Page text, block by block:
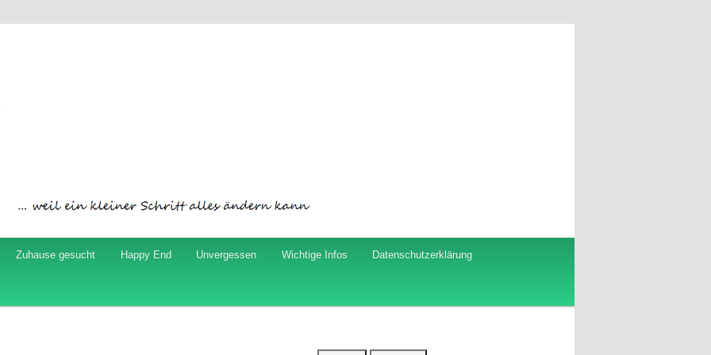
Zuhause gesucht Happy End Unvergessen Wichtige Infos Datenschutzerklärung